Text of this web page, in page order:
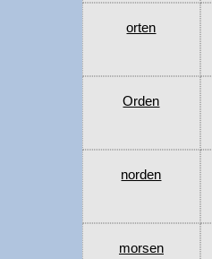
orten
Orden
norden
morsen